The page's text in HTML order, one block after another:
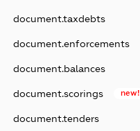
document.taxdebts
document.enforcements
document.balances
document.scorings new!
document.tenders